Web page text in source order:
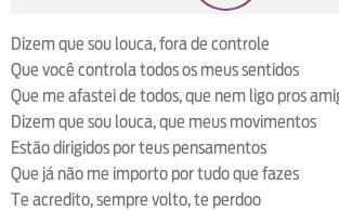
Dizem que sou louca, fora de controle
Que você controla todos os meus sentidos
Que me afastei de todos, que nem ligo pros
Dizem que sou louca, que meus movimentos
Estão dirigidos por teus pensamentos
Que já não me importo por tudo que fazes
Te acredito, sempre volto, te perdoo